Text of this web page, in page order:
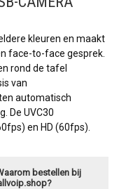
kleuren en maakt
face-to-face gesprek.
rond de tafel
van
automatisch
De UVC30
en HD (60fps).
bestellen bij